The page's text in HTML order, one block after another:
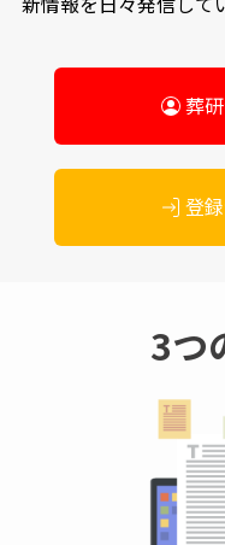
葬
登
3つ